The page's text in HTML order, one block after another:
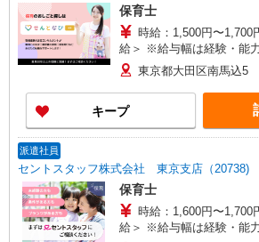
保育士
時給：1,500円〜1,700
給＞ ※給与幅は経験・能
東京都大田区南馬込5
キープ
派遣社員
セントスタッフ株式会社 東京支店（20738)
保育士
時給：1,600円〜1,700
給＞ ※給与幅は経験・能